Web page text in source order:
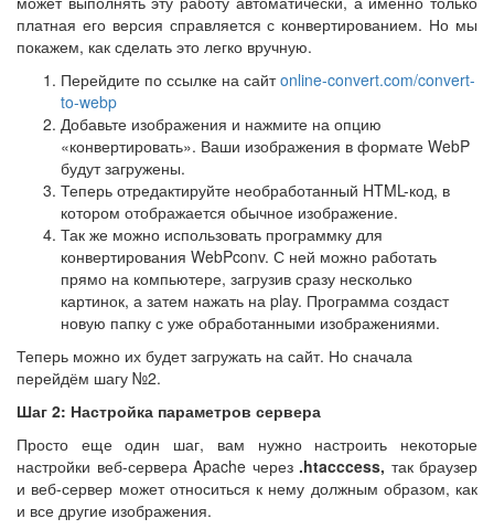
платная его версия справляется с конвертированием. Но мы
покажем, как сделать это легко вручную.
Перейдите по ссылке на сайтonline-convert.com/convert-
to-webp
Добавьте изображения и нажмите на опцию
«конвертировать». Ваши изображения в формате WebP
будут загружены.
Теперь отредактируйте необработанный HTML-код, в
котором отображается обычное изображение.
Так же можно использовать программку для
конвертирования WebPconv. С ней можно работать
прямо на компьютере, загрузив сразу несколько
картинок, а затем нажать на play. Программа создаст
новую папку с уже обработанными изображениями.
Теперь можно их будет загружать на сайт. Но сначала
перейдём шагу №2.
Шаг 2: Настройка параметров сервера
Просто еще один шаг, вам нужно настроить некоторые
настройки веб-сервера Apache через .htacccess, так браузер
и веб-сервер может относиться к нему должным образом, как
и все другие изображения.